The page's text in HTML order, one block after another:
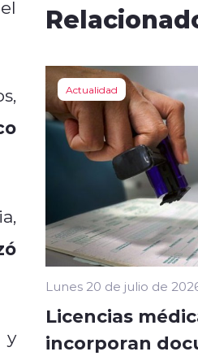
y
Actualidad
Lunes 20 de julio de
Licencias
incorporan